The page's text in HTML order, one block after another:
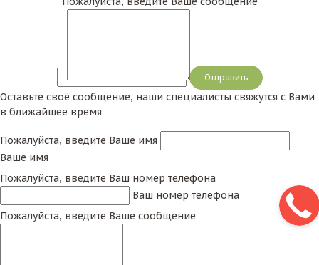
Сообщение
Оставьте своё сообщение, наши специалисты свяжутся с Вами
в ближайшее время
Пожалуйста, введите Ваше имя
Ваше имя
Пожалуйста, введите Ваш номер телефона
Ваш номер телефона
Пожалуйста, введите Ваше сообщение